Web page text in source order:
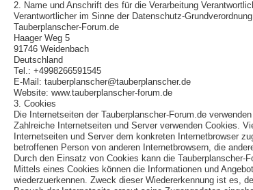
2. Name und Anschrift des für die Verarbeitung
Verantwortlicher im Sinne der Datenschutz-
Tauberplanscher-Forum.de
Haager Weg 5
91746 Weidenbach
Deutschland
Tel.: +4998266591545
E-Mail: tauberplanscher@tauberplanscher.de
Website: www.tauberplanscher-forum.de
3. Cookies
Die Internetseiten der Tauberplanscher-Forum.de
Zahlreiche Internetseiten und Server verwenden Cookies.
Internetseiten und Server dem konkreten Internetbrowser
betroffenen Person von anderen Internetbrowsern, die
Durch den Einsatz von Cookies kann die
Mittels eines Cookies können die Informationen und
wiederzuerkennen. Zweck dieser Wiedererkennung ist es,